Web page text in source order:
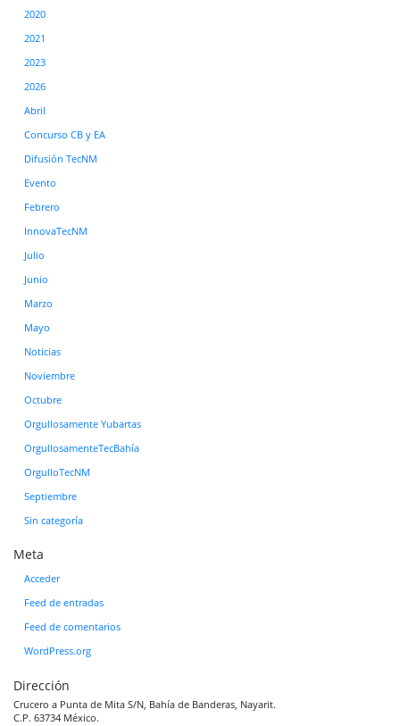
2020
2021
2023
2026
Abril
Concurso CB y EA
Difusión TecNM
Evento
Febrero
InnovaTecNM
Julio
Junio
Marzo
Mayo
Noticias
Noviembre
Octubre
Orgullosamente Yubartas
OrgullosamenteTecBahía
OrgulloTecNM
Septiembre
Sin categoría
Meta
Acceder
Feed de entradas
Feed de comentarios
WordPress.org
Dirección
Crucero a Punta de Mita S/N, Bahía de Banderas, Nayarit.
C.P. 63734 México.